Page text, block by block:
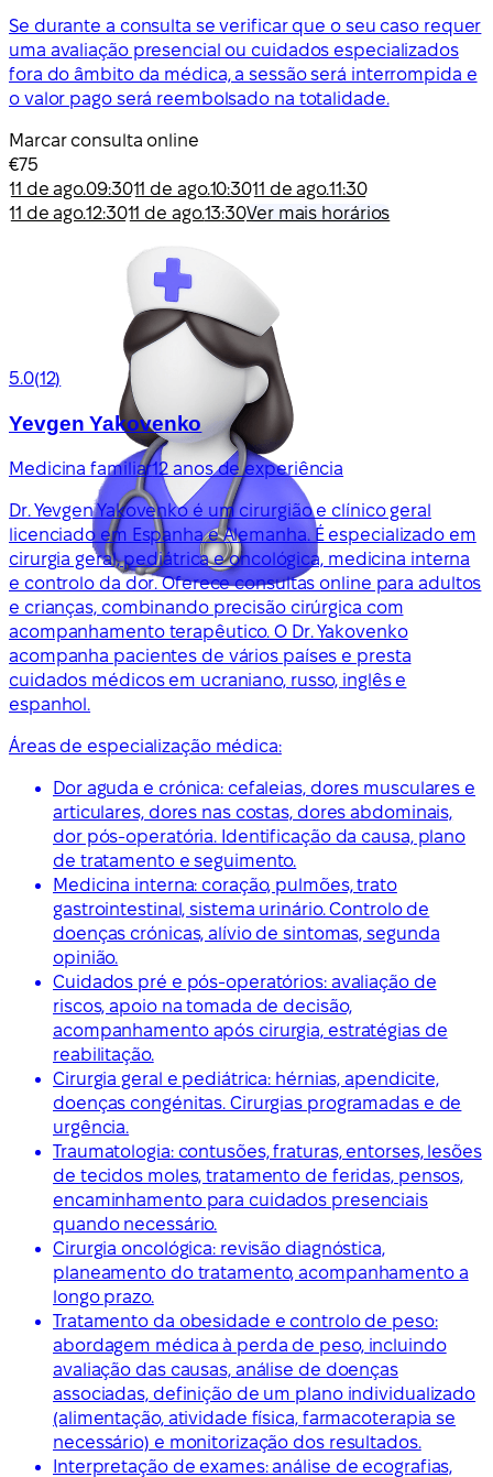
Se durante a consulta se verificar que o seu caso requer
uma avaliação presencial ou cuidados especializados
fora do âmbito da médica, a sessão será interrompida e
o valor pago será reembolsado na totalidade.
Marcar consulta online
€75
11 de ago.09:3011 de ago.10:3011 de ago.11:30
11 de ago.12:3011 de ago.13:30Ver mais horários
5.0(12)
Yevgen Yakovenko
Medicina familiar12 anos de experiência
Dr. Yevgen Yakovenko é um cirurgião e clínico geral
licenciado em Espanha e Alemanha. É especializado em
cirurgia geral, pediátrica e oncológica, medicina interna
e controlo da dor. Oferece consultas online para adultos
e crianças, combinando precisão cirúrgica com
acompanhamento terapêutico. O Dr. Yakovenko
acompanha pacientes de vários países e presta
cuidados médicos em ucraniano, russo, inglês e
espanhol.
Áreas de especialização médica:
Dor aguda e crónica: cefaleias, dores musculares e
articulares, dores nas costas, dores abdominais,
dor pós-operatória. Identificação da causa, plano
de tratamento e seguimento.
Medicina interna: coração, pulmões, trato
gastrointestinal, sistema urinário. Controlo de
doenças crónicas, alívio de sintomas, segunda
opinião.
Cuidados pré e pós-operatórios: avaliação de
riscos, apoio na tomada de decisão,
acompanhamento após cirurgia, estratégias de
reabilitação.
Cirurgia geral e pediátrica: hérnias, apendicite,
doenças congénitas. Cirurgias programadas e de
urgência.
Traumatologia: contusões, fraturas, entorses, lesões
de tecidos moles, tratamento de feridas, pensos,
encaminhamento para cuidados presenciais
quando necessário.
Cirurgia oncológica: revisão diagnóstica,
planeamento do tratamento, acompanhamento a
longo prazo.
Tratamento da obesidade e controlo de peso:
abordagem médica à perda de peso, incluindo
avaliação das causas, análise de doenças
associadas, definição de um plano individualizado
(alimentação, atividade física, farmacoterapia se
necessário) e monitorização dos resultados.
Interpretação de exames: análise de ecografias,